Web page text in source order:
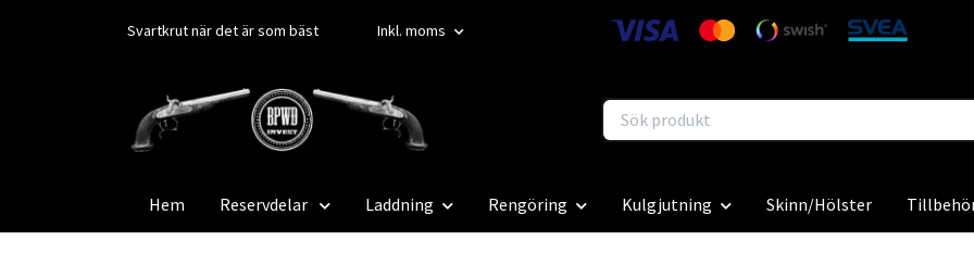
Svartkrut när det är som bäst Inkl. moms
Hem Reservdelar Laddning Rengöring Kulgjutning Skinn/Hölster